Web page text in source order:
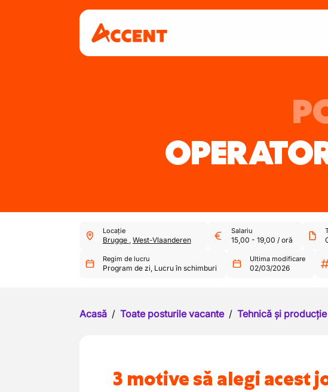
Locație
Brugge , West-Vlaanderen
Salariu
15,00 - 19,00 / oră
Regim de lucru
Program de zi, Lucru în schimburi
Ultima modificare
02/03/2026
Acasă / Toate posturile vacante / Tehnică și producție
3 motive să alegi acest